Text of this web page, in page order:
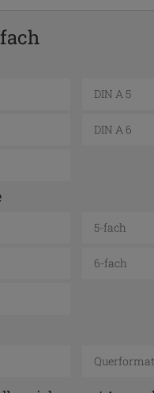
DIN A 5
DIN A 6
5-fach
6-fach
Querformat